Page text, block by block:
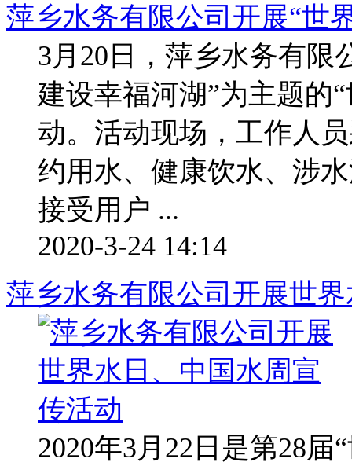
萍乡水务有限公司开展“世
3月20日，萍乡水务有限
建设幸福河湖”为主题的
动。活动现场，工作人
约用水、健康饮水、涉
接受用户 ...
2020-3-24 14:14
萍乡水务有限公司开展世
2020年3月22日是第28